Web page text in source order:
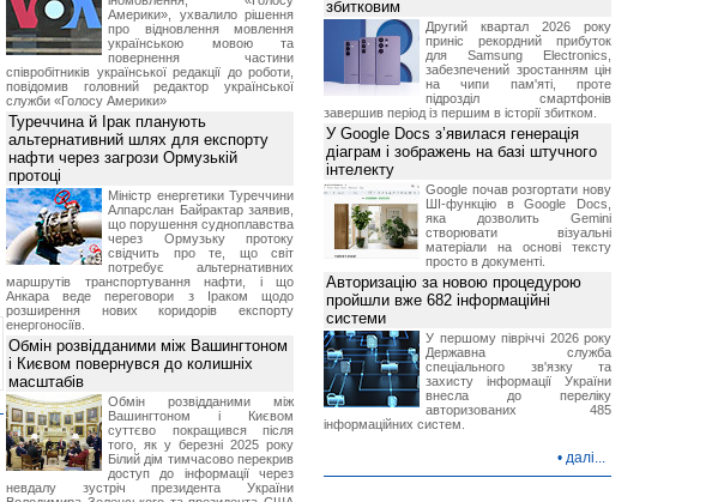
Америки», ухвалило рішення
про відновлення мовлення
українською мовою та
повернення частини
співробітників української редакції до роботи,
повідомив головний редактор української
служби «Голосу Америки»
Туреччина й Ірак планують
альтернативний шлях для експорту
нафти через загрози Ормузькій
протоці
Міністр енергетики Туреччини
Алпарслан Байрактар заявив,
що порушення судноплавства
через Ормузьку протоку
свідчить про те, що світ
потребує альтернативних
маршрутів транспортування нафти, і що
Анкара веде переговори з Іраком щодо
розширення нових коридорів експорту
енергоносіїв.
Обмін розвідданими між Вашингтоном
і Києвом повернувся до колишніх
масштабів
Обмін розвідданими між
Вашингтоном і Києвом
суттєво покращився після
того, як у березні 2025 року
Білий дім тимчасово перекрив
доступ до інформації через
невдалу зустріч президента України
збитковим
Другий квартал 2026 року
приніс рекордний прибуток
для Samsung Electronics,
забезпечений зростанням цін
на чипи пам'яті, проте
підрозділ смартфонів
завершив період із першим в історії збитком.
У Google Docs з’явилася генерація
діаграм і зображень на базі штучного
інтелекту
Google почав розгортати нову
ШІ-функцію в Google Docs,
яка дозволить Gemini
створювати візуальні
матеріали на основі тексту
просто в документі.
Авторизацію за новою процедурою
пройшли вже 682 інформаційні
системи
У першому півріччі 2026 року
Державна служба
спеціального зв'язку та
захисту інформації України
внесла до переліку
авторизованих 485
інформаційних систем.
• далі...